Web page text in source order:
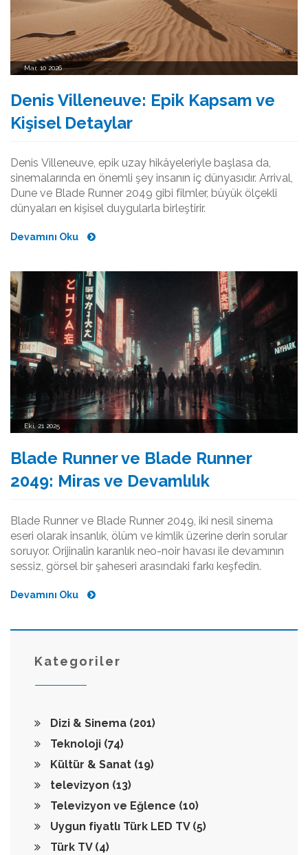
Mar, 10 2026
Denis Villeneuve: Epik Kapsam ve
Kişisel Detaylar
Denis Villeneuve, epik uzay hikâyeleriyle başlasa da,
sinemalarında en önemli şey insanın iç dünyasıdır. Arrival,
Dune ve Blade Runner 2049 gibi filmler, büyük ölçekli
dünyaları en kişisel duygularla birleştirir.
Devamını Oku
Eki, 21 2025
Blade Runner ve Blade Runner
2049: Miras ve Devamlılık
Blade Runner ve Blade Runner 2049, iki nesil sinema
eseri olarak insanlık, ölüm ve kimlik üzerine derin sorular
soruyor. Orijinalin karanlık neo-noir havası ile devamının
sessiz, görsel bir şaheseri arasındaki farkı keşfedin.
Devamını Oku
Kategoriler
Dizi & Sinema (201)
Teknoloji (74)
Kültür & Sanat (19)
televizyon (13)
Televizyon ve Eğlence (10)
Uygun fiyatlı Türk LED TV (5)
Türk TV (4)